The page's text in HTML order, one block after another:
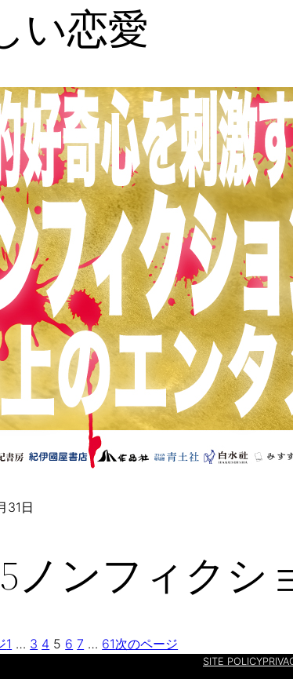
い恋愛
31日
ノンフィクシ
1 … 3 4 5 6 7 … 61次のページ
SITE POLICY